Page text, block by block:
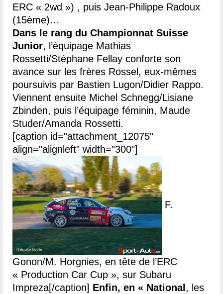
ERC « 2wd ») , puis Jean-Philippe Radoux
(15ème)…
Dans le rang du Championnat Suisse
Junior, l’équipage Mathias
Rossetti/Stéphane Fellay conforte son
avance sur les frères Rossel, eux-mêmes
poursuivis par Bastien Lugon/Didier Rappo.
Viennent ensuite Michel Schnegg/Lisiane
Zbinden, puis l’équipage féminin, Maude
Studer/Amanda Rossetti.
[caption id="attachment_12075"
align="alignleft" width="300"]
F.
Gonon/M. Horgnies, en tête de l’ERC
« Production Car Cup », sur Subaru
Impreza[/caption] Enfin, en « National, les